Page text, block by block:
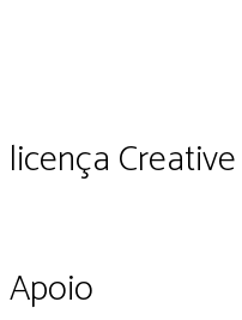
licença
Apoio